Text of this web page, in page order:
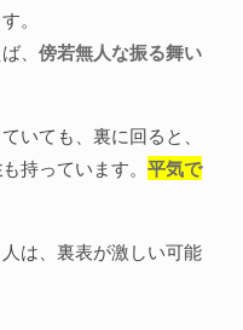
。
、 傍若無人な振る舞い
いても、裏に回ると、
も持っています。 平気で
は、裏表が激しい可能